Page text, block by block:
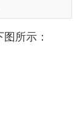
所示：